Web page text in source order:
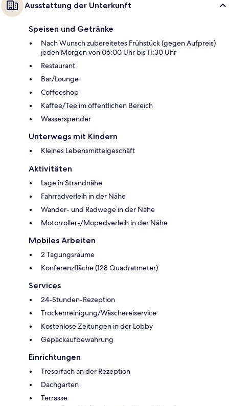
Ausstattung der Unterkunft
Speisen und Getränke
Nach Wunsch zubereitetes Frühstück (gegen Aufpreis)
jeden Morgen von 06:00 Uhr bis 11:30 Uhr
Restaurant
Bar/Lounge
Coffeeshop
Kaffee/Tee im öffentlichen Bereich
Wasserspender
Unterwegs mit Kindern
Kleines Lebensmittelgeschäft
Aktivitäten
Lage in Strandnähe
Fahrradverleih in der Nähe
Wander- und Radwege in der Nähe
Motorroller-/Mopedverleih in der Nähe
Mobiles Arbeiten
2 Tagungsräume
Konferenzfläche (128 Quadratmeter)
Services
24-Stunden-Rezeption
Trockenreinigung/Wäschereiservice
Kostenlose Zeitungen in der Lobby
Gepäckaufbewahrung
Einrichtungen
Tresorfach an der Rezeption
Dachgarten
Terrasse